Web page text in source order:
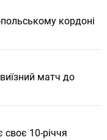
кордоні
матч до
своє 10-річчя